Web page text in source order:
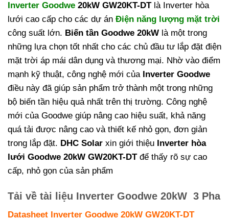
Inverter Goodwe 20kW GW20KT-DTlà Inverter hòa
lưới cao cấp cho các dự án Điện năng lượng mặt trời
công suất lớn. Biến tần Goodwe 20kW là một trong
những lựa chọn tốt nhất cho các chủ đầu tư lắp đặt điện
mặt trời áp mái dân dụng và thương mại. Nhờ vào điểm
mạnh kỹ thuật, công nghệ mới của Inverter Goodwe
điều này đã giúp sản phẩm trở thành một trong những
bộ biến tần hiệu quả nhất trên thị trường. Công nghệ
mới của Goodwe giúp nâng cao hiệu suất, khả năng
quá tải được nâng cao và thiết kế nhỏ gọn, đơn giản
trong lắp đặt. DHC Solar xin giới thiệu Inverter hòa
lưới Goodwe 20kW GW20KT-DTđể thấy rõ sự cao
cấp, nhỏ gọn của sản phẩm
Tải về tài liệu Inverter Goodwe 20kW 3 Pha
Datasheet Inverter Goodwe 20kW GW20KT-DT